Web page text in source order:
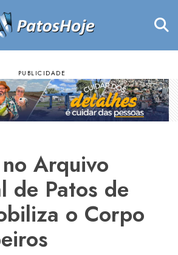
Arquivo
de Patos de
o Corpo